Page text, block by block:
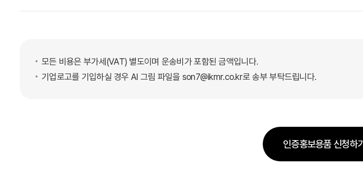
모든 비용은 부가세(VAT) 별도이며 운송비가 포함된 금액입니다.
기업로고를 기입하실 경우 AI 그림 파일을 son7@ikmr.co.kr로 송부 부탁드립니다.
인증홍보용품 신청하기